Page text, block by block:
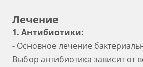
Лечение
1. Антибиотики:
- Основное лечение
Выбор антибиотика зависит от